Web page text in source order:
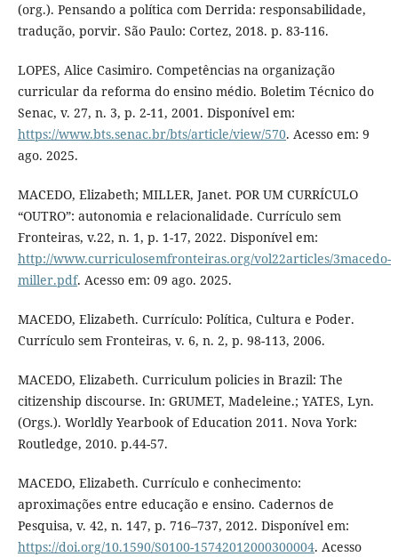
(org.). Pensando a política com Derrida: responsabilidade,
tradução, porvir. São Paulo: Cortez, 2018. p. 83-116.
LOPES, Alice Casimiro. Competências na organização
curricular da reforma do ensino médio. Boletim Técnico do
Senac, v. 27, n. 3, p. 2-11, 2001. Disponível em:
https://www.bts.senac.br/bts/article/view/570. Acesso em: 9
ago. 2025.
MACEDO, Elizabeth; MILLER, Janet. POR UM CURRÍCULO
“OUTRO”: autonomia e relacionalidade. Currículo sem
Fronteiras, v.22, n. 1, p. 1-17, 2022. Disponível em:
http://www.curriculosemfronteiras.org/vol22articles/3macedo-
miller.pdf. Acesso em: 09 ago. 2025.
MACEDO, Elizabeth. Currículo: Política, Cultura e Poder.
Currículo sem Fronteiras, v. 6, n. 2, p. 98-113, 2006.
MACEDO, Elizabeth. Curriculum policies in Brazil: The
citizenship discourse. In: GRUMET, Madeleine.; YATES, Lyn.
(Orgs.). Worldly Yearbook of Education 2011. Nova York:
Routledge, 2010. p.44-57.
MACEDO, Elizabeth. Currículo e conhecimento:
aproximações entre educação e ensino. Cadernos de
Pesquisa, v. 42, n. 147, p. 716–737, 2012. Disponível em:
https://doi.org/10.1590/S0100-15742012000300004. Acesso